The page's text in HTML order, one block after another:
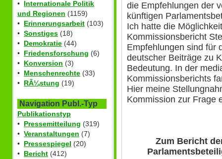
• Internationale Politik
und Regionen (1159)
• Erinnerungsarbeit (103)
• Sonstiges (18)
• Demokratie (44)
• Friedensforschung (6)
• Konversion (3)
• Menschenrechte (33)
• RÃ¼stung (19)
Navigation Publ.-Typ
Publikationstyp
• Pressemitteilung (319)
• Veranstaltungen (7)
• Pressespiegel (20)
• Bericht (412)
die Empfehlungen der
künftigen
Ich hatte die
Kommissionsbericht
Empfehlungen sind für
deutscher Beiträge zu
Bedeutung. In der
Kommissionsberichts
Hier meine
Kommission zur Frage
Zum Bericht